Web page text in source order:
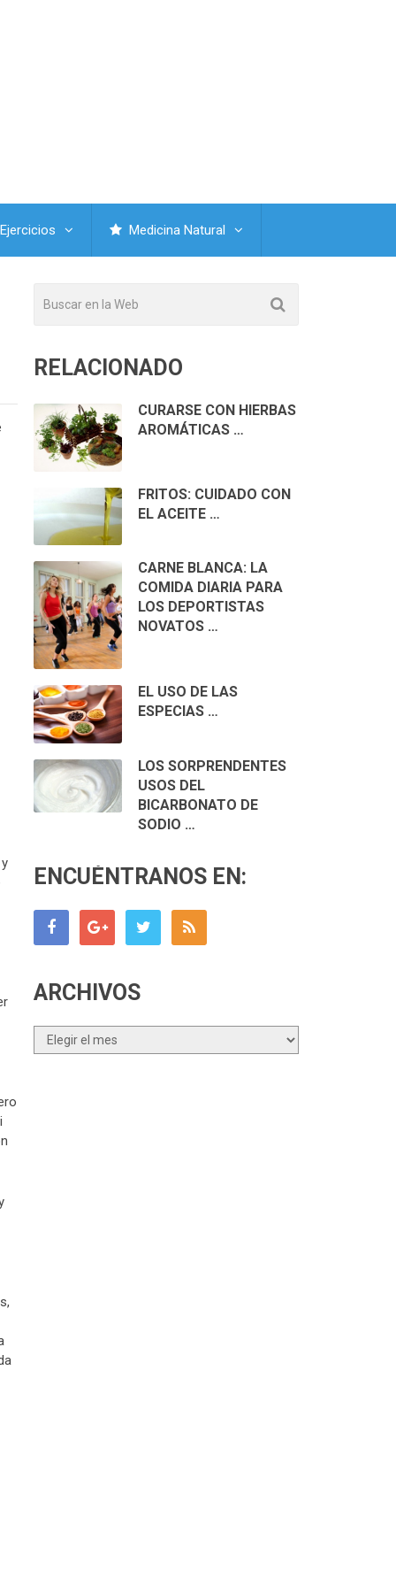
Medicina Natural
RELACIONADO
CURARSE CON HIERBAS
AROMÁTICAS …
FRITOS: CUIDADO CON
EL ACEITE …
CARNE BLANCA: LA
COMIDA DIARIA PARA
LOS DEPORTISTAS
NOVATOS …
EL USO DE LAS
ESPECIAS …
LOS SORPRENDENTES
USOS DEL
BICARBONATO DE
SODIO …
ENCUÉNTRANOS EN:
ARCHIVOS
Archivos